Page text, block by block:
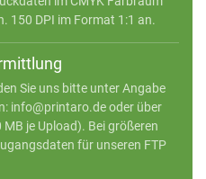
150 DPI im Format 1:1 an.
Sie uns bitte unter Angabe
info@printaro.deoder über
MB je Upload). Bei größeren
für unseren FTP